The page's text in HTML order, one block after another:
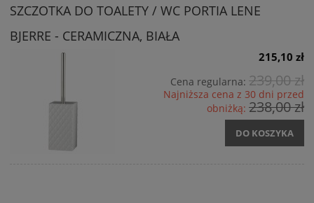
SZCZOTKA DO TOALETY / WC PORTIA LENE
BJERRE - CERAMICZNA, BIAŁA
215,10 zł
Cena regularna: 239,00 zł
Najniższa cena z 30 dni przed
obniżką: 238,00 zł
DO KOSZYKA